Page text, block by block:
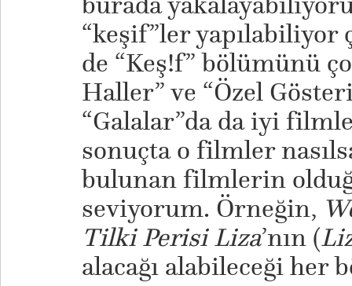
“keşif”ler
de “Keş!f” bölümünü
Haller” ve “Özel
“Galalar”da da iyi
sonuçta o filmler
bulunan filmlerin
seviyorum. Örneğin,
Tilki Perisi Liza’nın (
alacağı alabileceği